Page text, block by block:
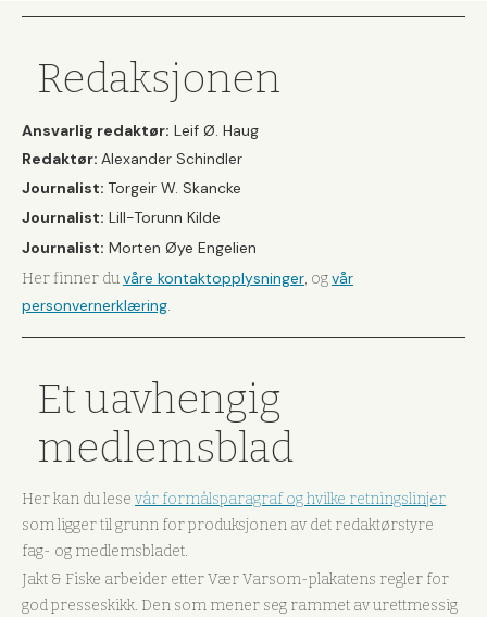
Redaksjonen
Ansvarlig redaktør: Leif Ø. Haug
Redaktør: Alexander Schindler
Journalist: Torgeir W. Skancke
Journalist: Lill-Torunn Kilde
Journalist: Morten Øye Engelien
Her finner duvåre kontaktopplysninger, ogvår
personvernerklæring.
Et uavhengig
medlemsblad
Her kan du lese vår formålsparagraf og hvilke retningslinjer
som ligger til grunn for produksjonen av det redaktørstyre
fag- og medlemsbladet.
Jakt & Fiske arbeider etter Vær Varsom-plakatens regler for
god presseskikk. Den som mener seg rammet av urettmessig